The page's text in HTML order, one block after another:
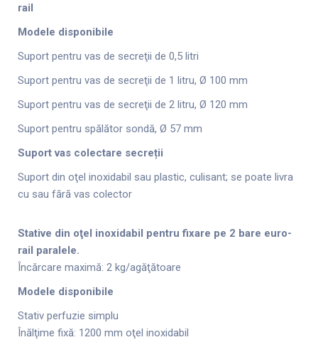
rail
Modele disponibile
Suport pentru vas de secreţii de 0,5 litri
Suport pentru vas de secreţii de 1 litru, Ø 100 mm
Suport pentru vas de secreţii de 2 litru, Ø 120 mm
Suport pentru spălător sondă, Ø 57 mm
Suport vas colectare secreții
Suport din oţel inoxidabil sau plastic, culisant; se poate livra
cu sau fără vas colector
Stative din oţel inoxidabil pentru fixare pe 2 bare euro-
rail paralele.
Încărcare maximă: 2 kg/agăţătoare
Modele disponibile
Stativ perfuzie simplu
Înălţime fixă: 1200 mm oţel inoxidabil